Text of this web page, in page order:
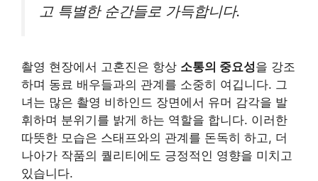
고 특별한 순간들로 가득합니다.
촬영 현장에서 고혼진은 항상 소통의 중요성을 강조
하며 동료 배우들과의 관계를 소중히 여깁니다. 그
녀는 많은 촬영 비하인드 장면에서 유머 감각을 발
휘하며 분위기를 밝게 하는 역할을 합니다. 이러한
따뜻한 모습은 스태프와의 관계를 돈독히 하고, 더
나아가 작품의 퀄리티에도 긍정적인 영향을 미치고
있습니다.